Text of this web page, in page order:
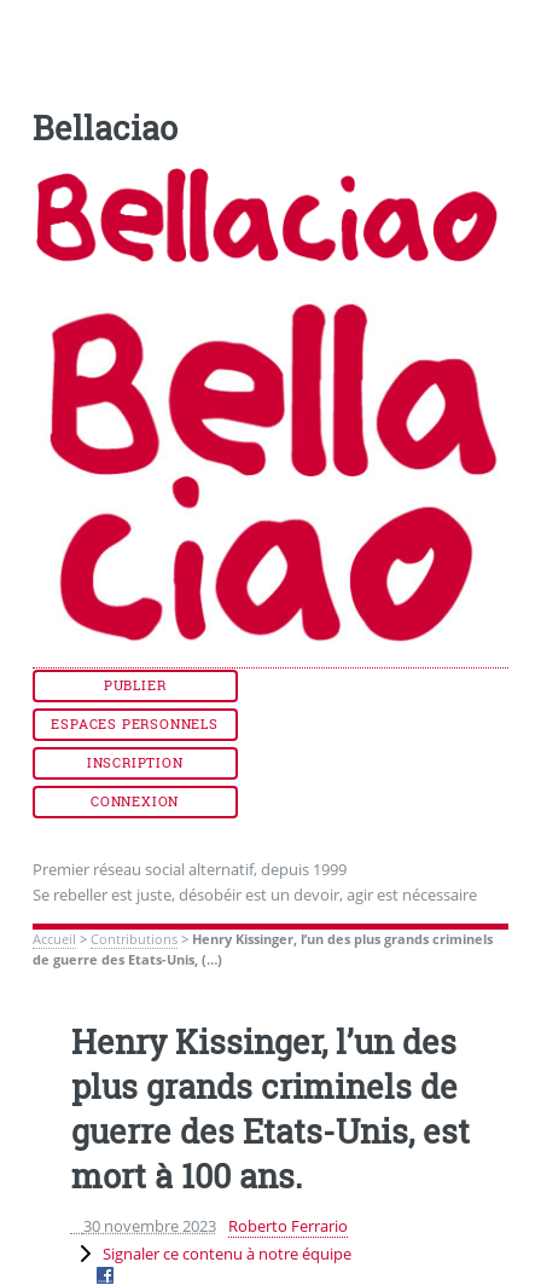
Bellaciao
PUBLIER
ESPACES PERSONNELS
INSCRIPTION
CONNEXION
Premier réseau social alternatif, depuis 1999
Se rebeller est juste, désobéir est un devoir, agir est nécessaire
Accueil > Contributions> Henry Kissinger, l’un des plus grands criminels
de guerre des Etats-Unis, (…)
Henry Kissinger, l’un des
plus grands criminels de
guerre des Etats-Unis, est
mort à 100 ans.
30 novembre 2023
Roberto Ferrario
Signaler ce contenu à notre équipe